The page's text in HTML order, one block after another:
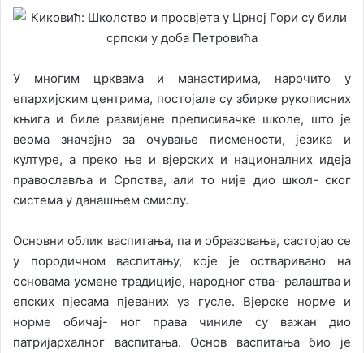
У многим црквама и манастирима, нарочито у
епархијским центрима, постојале су збирке рукописних
књига и биле развијене преписивачке школе, што је
веома значајно за очување писмености, језика и
културе, а преко ње и вјерских и националних идеја
православља и Српства, али то није дио школ- ског
система у данашњем смислу.
Основни облик васпитања, па и образовања, састојао се
у породичном васпитању, које је остваривано на
основама усмене традиције, народног ства- ралаштва и
епских пјесама пјеваних уз гусле. Вјерске норме и
норме обичај- ног права чиниле су важан дио
патријархалног васпитања. Основ васпитања био је